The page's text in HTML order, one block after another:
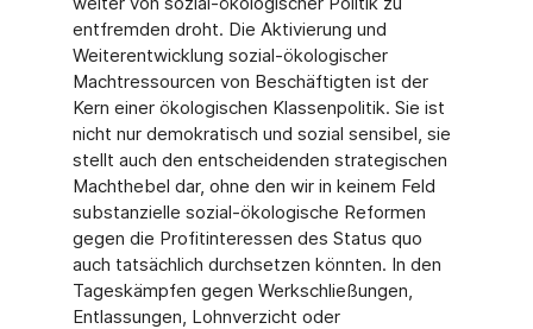
entfremden droht. Die Aktivierung und
Weiterentwicklung sozial-ökologischer
Machtressourcen von Beschäftigten ist der
Kern einer ökologischen Klassenpolitik. Sie ist
nicht nur demokratisch und sozial sensibel, sie
stellt auch den entscheidenden strategischen
Machthebel dar, ohne den wir in keinem Feld
substanzielle sozial-ökologische Reformen
gegen die Profitinteressen des Status quo
auch tatsächlich durchsetzen könnten. In den
Tageskämpfen gegen Werkschließungen,
Entlassungen, Lohnverzicht oder